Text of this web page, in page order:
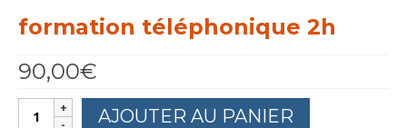
formation téléphonique 2h
90,00€
quantité
AJOUTER AU PANIER